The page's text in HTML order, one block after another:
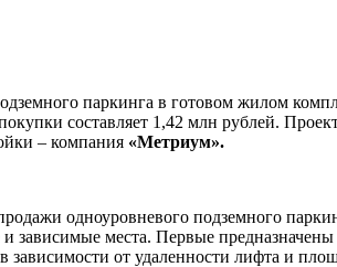
паркинга в готовом жилом
составляет 1,42 млн рублей.
– компания «Метриум».
одноуровневого подземного
зависимые места. Первые
зависимости от удаленности лифта и